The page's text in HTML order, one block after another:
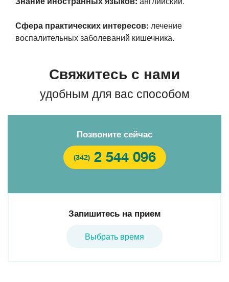
Сфера практических интересов: лечение
воспалительных заболеваний кишечника.
Свяжитесь с нами
удобным для вас способом
Позвоните сейчас
(342) 2 544 096
Запишитесь на прием
Выбрать время